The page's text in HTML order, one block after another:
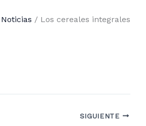
Noticias Los cereales integrales
SIGUIENTE